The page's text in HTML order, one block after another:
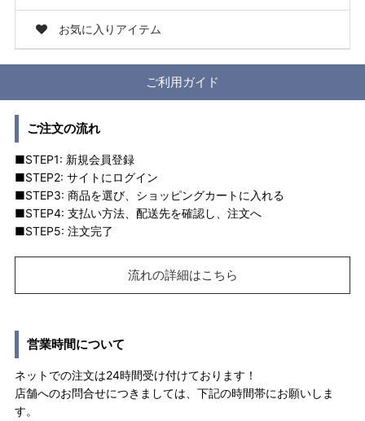
お気に入りアイテム
ご利用ガイド
ご注文の流れ
■STEP1: 新規会員登録
■STEP2: サイトにログイン
■STEP3: 商品を選び、ショッピングカートに入れる
■STEP4: 支払い方法、配送先を確認し、注文へ
■STEP5: 注文完了
流れの詳細はこちら
営業時間について
ネットでの注文は24時間受け付けております！
店舗へのお問合せにつきましては、下記の時間帯にお願いしま
す。